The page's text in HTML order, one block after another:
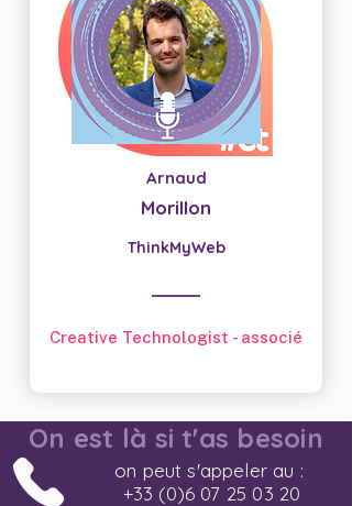
Arnaud
Morillon
ThinkMyWeb
Creative Technologist - associé
On est là si t'as besoin
on peut s'appeler au :
+33 (0)6 07 25 03 20